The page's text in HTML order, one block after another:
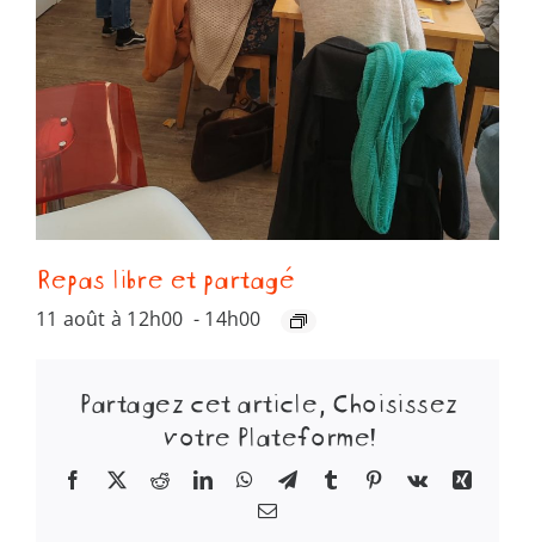
Repas libre et partagé
11 août à 12h00 - 14h00
Partagez cet article, Choisissez
votre Plateforme!
Facebook
X RedditLinkedInWhatsApp
TelegramTumblr Pinterest
Vk
Xing
Email